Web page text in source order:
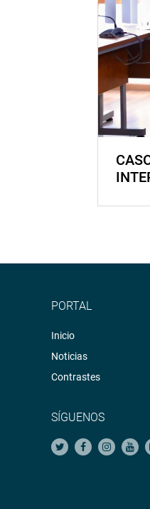
PORTAL
Inicio
Noticias
Contrastes
SÍGUENOS